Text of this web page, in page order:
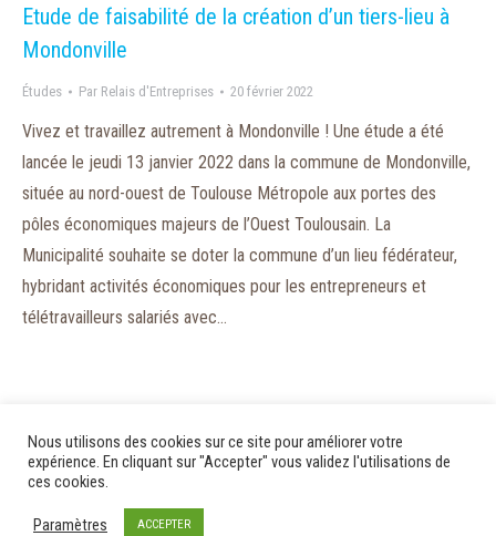
Etude de faisabilité de la création d’un tiers-lieu à
Mondonville
Études Par Relais d'Entreprises 20 février 2022
Vivez et travaillez autrement à Mondonville ! Une étude a été
lancée le jeudi 13 janvier 2022 dans la commune de Mondonville,
située au nord-ouest de Toulouse Métropole aux portes des
pôles économiques majeurs de l’Ouest Toulousain. La
Municipalité souhaite se doter la commune d’un lieu fédérateur,
hybridant activités économiques pour les entrepreneurs et
télétravailleurs salariés avec…
Nous utilisons des cookies sur ce site pour améliorer votre
expérience. En cliquant sur "Accepter" vous validez l'utilisations de
ces cookies.
Paramètres ACCEPTER